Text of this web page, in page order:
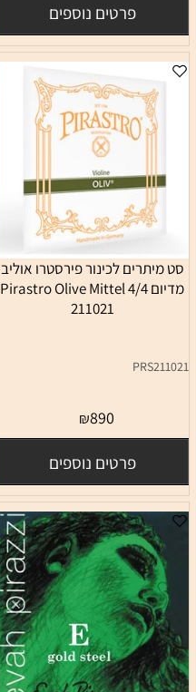
פרטים נוספים
סט מיתרים לכינור פירסטרו אוליב
מדיום 4/4 Pirastro Olive Mittel
211021
PRS211021
₪890
פרטים נוספים